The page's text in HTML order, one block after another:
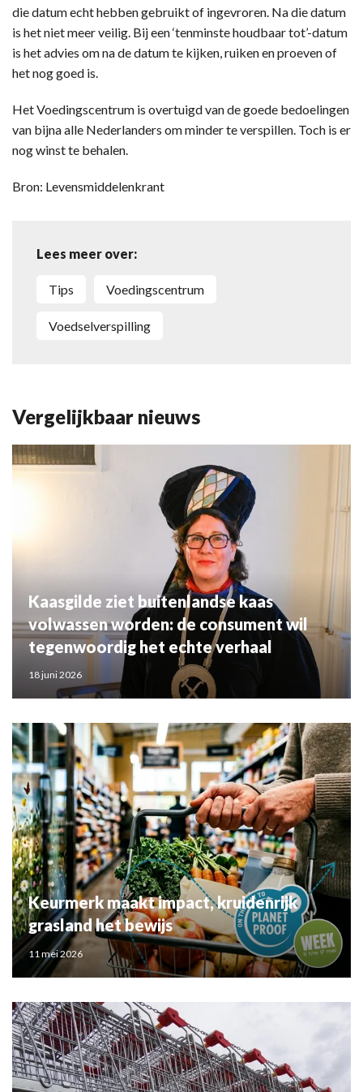
die datum echt hebben gebruikt of ingevroren. Na die datum
is het niet meer veilig. Bij een ‘tenminste houdbaar tot’-datum
is het advies om na de datum te kijken, ruiken en proeven of
het nog goed is.
Het Voedingscentrum is overtuigd van de goede bedoelingen
van bijna alle Nederlanders om minder te verspillen. Toch is er
nog winst te behalen.
Bron: Levensmiddelenkrant
Lees meer over:
tips Voedingscentrum
voedselverspilling
Vergelijkbaar nieuws
Kaasgilde ziet buitenlandse kaas
volwassen worden: de consument wil
tegenwoordig het echte verhaal
18 juni 2026
Keurmerk maakt impact, kruidenrijk
grasland het bewijs
11 mei 2026